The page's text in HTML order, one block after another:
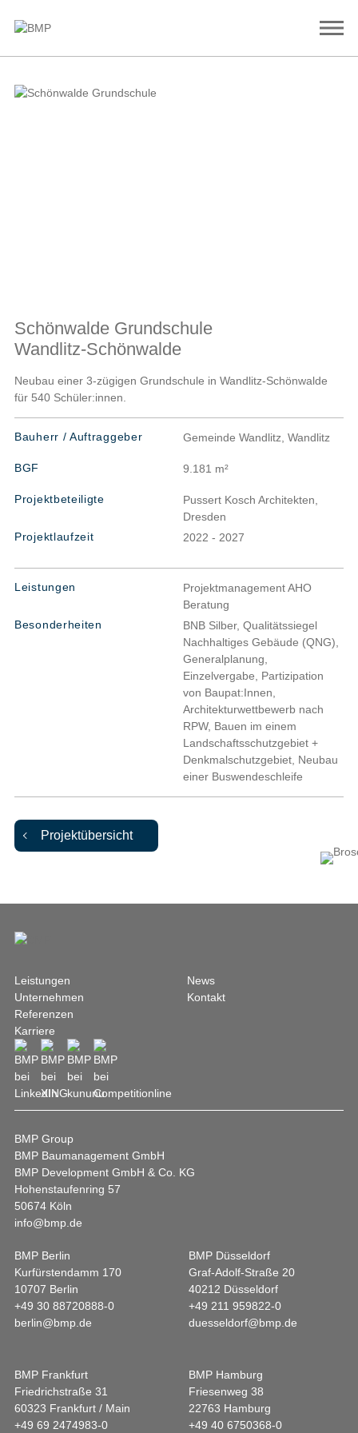
Schönwalde Grundschule
Wandlitz-Schönwalde
Neubau einer 3-zügigen Grundschule in Wandlitz-Schönwalde
für 540 Schüler:innen.
Bauherr / Auftraggeber Gemeinde Wandlitz, Wandlitz
BGF 9.181 m²
Projektbeteiligte
Pussert Kosch Architekten,
Dresden
Projektlaufzeit
2022 - 2027
Leistungen
Projektmanagement AHO
Beratung
Besonderheiten
BNB Silber, Qualitätssiegel
Nachhaltiges Gebäude (QNG),
Generalplanung,
Einzelvergabe, Partizipation
von Baupat:Innen,
Architekturwettbewerb nach
RPW, Bauen im einem
Landschaftsschutzgebiet +
Denkmalschutzgebiet, Neubau
einer Buswendeschleife
Projektübersicht
Leistungen
Unternehmen
Referenzen
Karriere
News
Kontakt
BMP Group
BMP Baumanagement GmbH
BMP Development GmbH & Co. KG
Hohenstaufenring 57
50674 Köln
info@bmp.de
BMP Berlin
Kurfürstendamm 170
10707 Berlin
+49 30 88720888-0
berlin@bmp.de
BMP Düsseldorf
Graf-Adolf-Straße 20
40212 Düsseldorf
+49 211 959822-0
duesseldorf@bmp.de
BMP Frankfurt
Friedrichstraße 31
60323 Frankfurt / Main
+49 69 2474983-0
BMP Hamburg
Friesenweg 38
22763 Hamburg
+49 40 6750368-0